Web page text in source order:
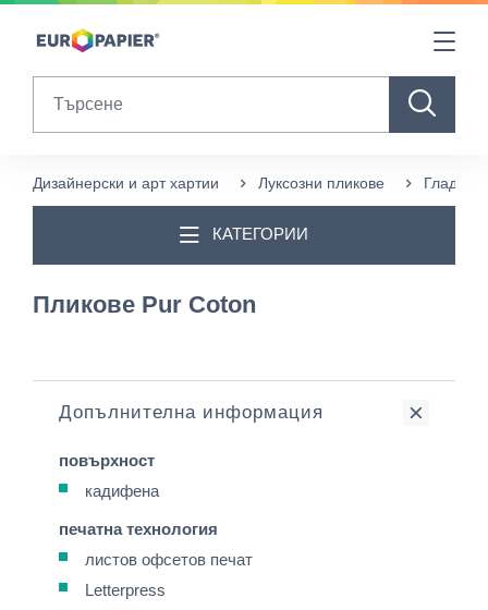
Table Of Content
Дизайнерски и арт хартии Луксозни пликове Гладки
КАТЕГОРИИ
Пликове Pur Coton
Допълнителна информация
повърхност
кадифена
печатна технология
листов офсетов печат
Letterpress